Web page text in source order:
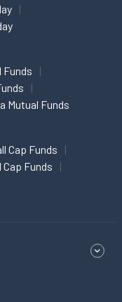
Funds
Mutual Funds
Cap Funds
Cap Funds